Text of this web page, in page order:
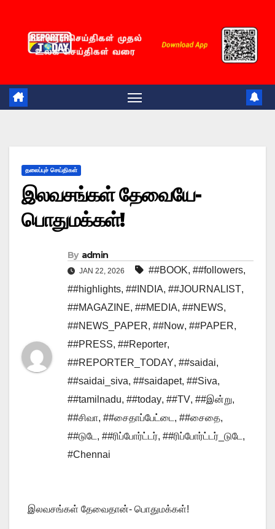
content
தலைப்புச் செய்திகள்
இலவசங்கள் தேவையே-
பொதுமக்கள்!
By admin
JAN 22, 2026 ##BOOK, ##followers,
##highlights, ##INDIA, ##JOURNALIST,
##MAGAZINE, ##MEDIA, ##NEWS,
##NEWS_PAPER, ##Now, ##PAPER,
##PRESS, ##Reporter,
##REPORTER_TODAY, ##saidai,
##saidai_siva, ##saidapet, ##Siva,
##tamilnadu, ##today, ##TV, ##இன்று,
##சிவா, ##சைதாப்பேட்டை , ##சைதை,
##டுடே , ##ரிப்போர்ட்டர், ##ரிப்போர்ட்டர்_டுடே ,
#Chennai
இலவசங்கள் தேவைதான்- பொதுமக்கள்!